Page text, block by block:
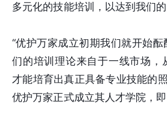
多元化的技能培训，以达到我们
“优护万家成立初期我们就开始
们的培训理论来自于一线市场，
才能培育出真正具备专业技能的
优护万家正式成立其人才学院，即